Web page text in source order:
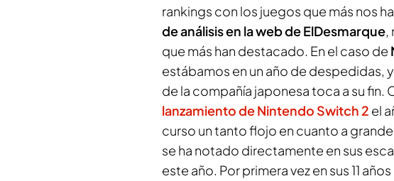
rankings con los juegos que más nos
de análisis en la web de ElDesmarque,
que más han destacado. En el caso de
estábamos en un año de despedidas,
de la compañía japonesa toca a su fin.
lanzamiento de Nintendo Switch 2 el
curso un tanto flojo en cuanto a
se ha notado directamente en sus
este año. Por primera vez en sus 11